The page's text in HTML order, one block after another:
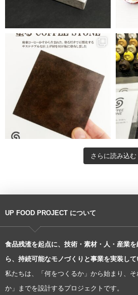
さらに読み込む
UP FOOD PROJECT について
食品残渣を起点に、技術・素材・人・産業
ら、持続可能なモノづくりと事業を実装して
私たちは、「何をつくるか」から始まり、
か」までを設計するプロジェクトです。